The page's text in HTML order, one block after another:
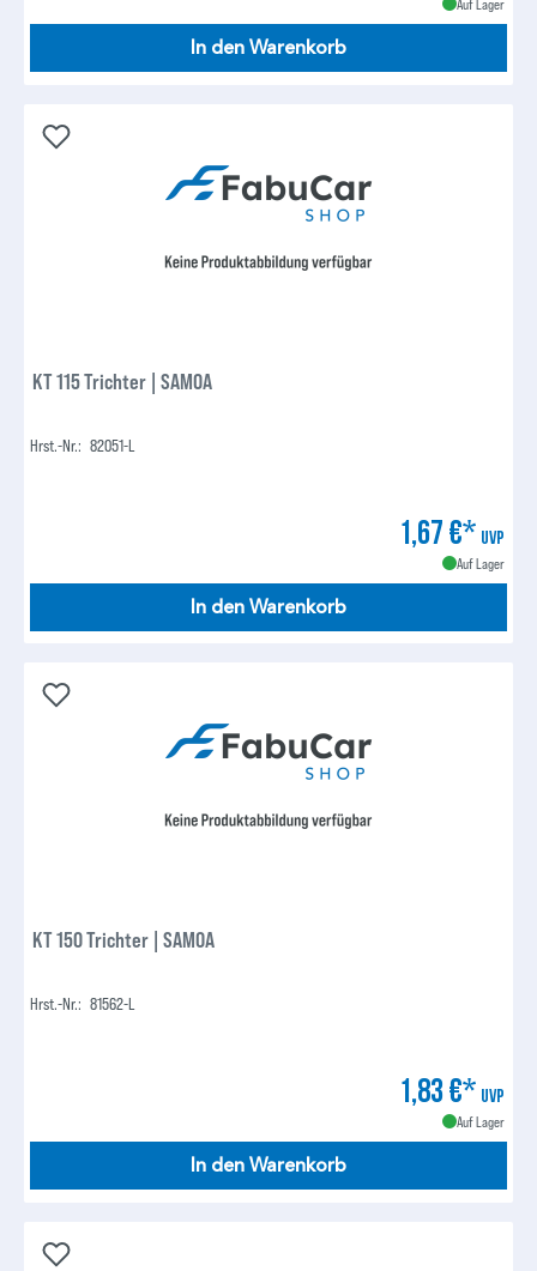
Auf Lager
In den Warenkorb
KT 115 Trichter | SAMOA
Hrst.-Nr.: 82051-L
1,67 €* UVP
Auf Lager
In den Warenkorb
KT 150 Trichter | SAMOA
Hrst.-Nr.: 81562-L
1,83 €* UVP
Auf Lager
In den Warenkorb